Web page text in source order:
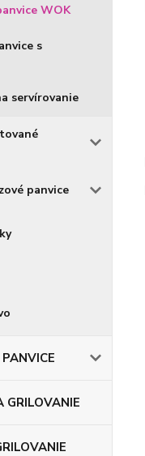
WOK
s
servírovanie
panvice
GRILOVANIE